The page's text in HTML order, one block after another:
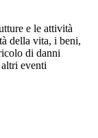
e le attività
della vita, i beni,
di danni
eventi